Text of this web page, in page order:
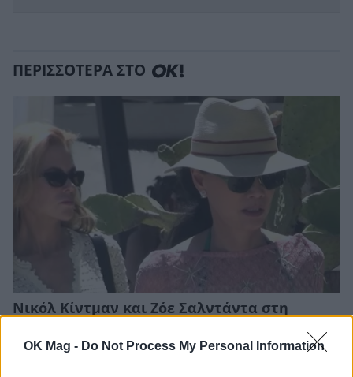
OK Mag - Do Not Process My Personal Information
ΠΕΡΙΣΣΟΤΕΡΑ ΣΤΟ
Νικόλ Κίντμαν και Ζόε Σαλντάντα στη
Nammos